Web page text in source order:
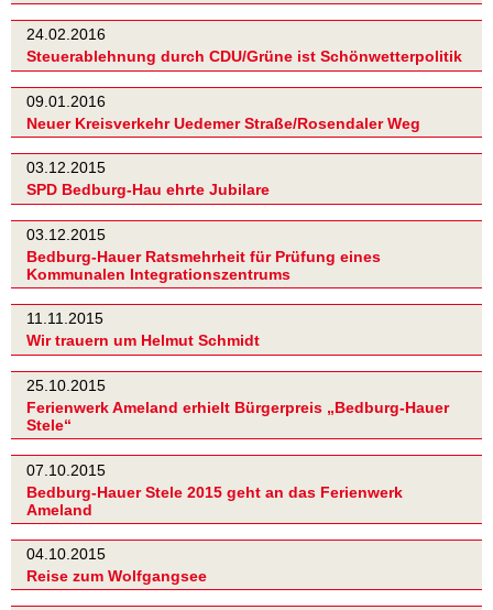
24.02.2016
Steuerablehnung durch CDU/Grüne ist Schönwetterpolitik
09.01.2016
Neuer Kreisverkehr Uedemer Straße/Rosendaler Weg
03.12.2015
SPD Bedburg-Hau ehrte Jubilare
03.12.2015
Bedburg-Hauer Ratsmehrheit für Prüfung eines
Kommunalen Integrationszentrums
11.11.2015
Wir trauern um Helmut Schmidt
25.10.2015
Ferienwerk Ameland erhielt Bürgerpreis „Bedburg-Hauer
Stele“
07.10.2015
Bedburg-Hauer Stele 2015 geht an das Ferienwerk
Ameland
04.10.2015
Reise zum Wolfgangsee